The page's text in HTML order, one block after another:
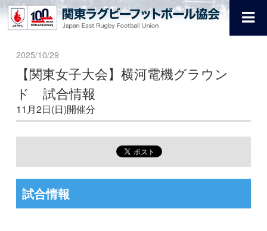
2025/10/29
【関東女子大会】横河電機グラウン
ド 試合情報
11月2日(日)開催分
試合情報